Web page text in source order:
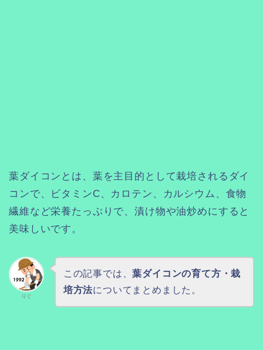
葉ダイコンとは、葉を主目的として栽培されるダイ
コンで、ビタミンC、カロテン、カルシウム、食物
繊維など栄養たっぷりで、漬け物や油炒めにすると
美味しいです。
りぐ
この記事では、葉ダイコンの育て方・栽
培方法についてまとめました。